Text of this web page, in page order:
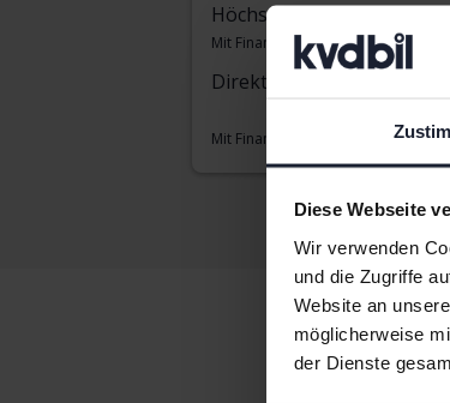
Diese Webseite
Wir verwenden
und die Zugriffe
Website an
möglicherweise
der Dienste
Höchstgebot: 195 500
Mit Finanzierung 1 666 SEK/
Direkt kaufen
Mit Finanzierung
1 959 SEK/